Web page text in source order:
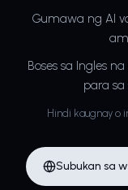
Gumawa ng AI
Boses sa Ingles
para sa
Hindi kaugnay o
Subukan sa